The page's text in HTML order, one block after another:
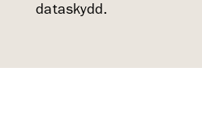
dataskydd.